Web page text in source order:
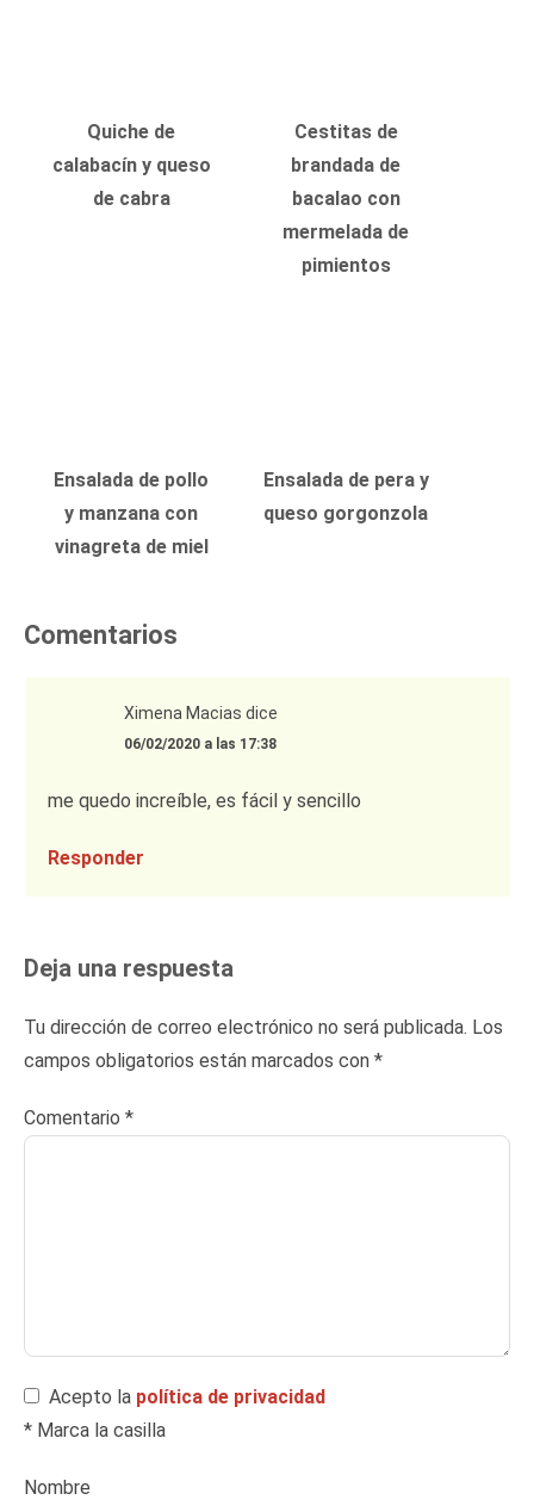
Quiche de
calabacín y queso
de cabra
Cestitas de
brandada de
bacalao con
mermelada de
pimientos
Ensalada de pollo
y manzana con
vinagreta de miel
Ensalada de pera y
queso gorgonzola
Comentarios
Ximena Macias dice
06/02/2020 a las 17:38
me quedo increíble, es fácil y sencillo
Responder
Deja una respuesta
Tu dirección de correo electrónico no será publicada. Los
campos obligatorios están marcados con *
Comentario *
Acepto la política de privacidad
* Marca la casilla
Nombre